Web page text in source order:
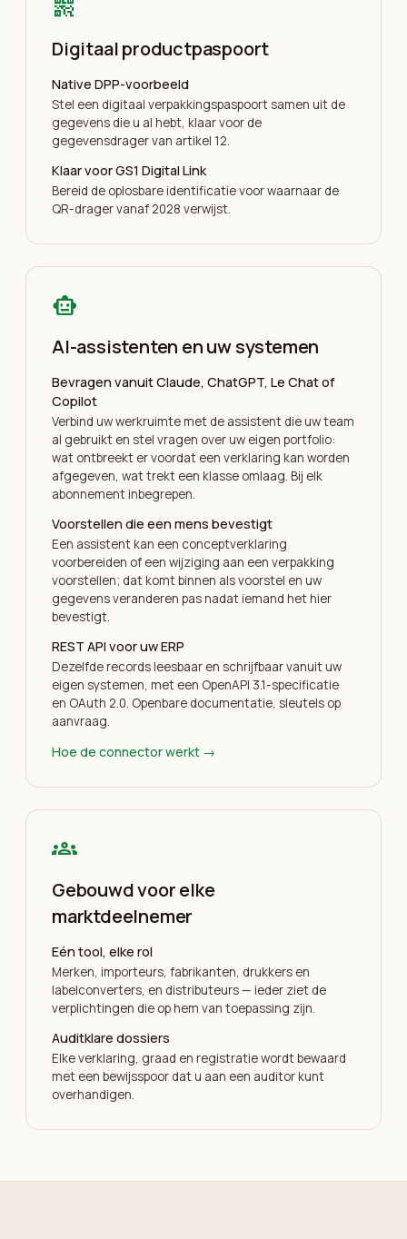
qr_code_2
Digitaal productpaspoort
Native DPP-voorbeeld
Stel een digitaal verpakkingspaspoort samen uit de
gegevens die u al hebt, klaar voor de
gegevensdrager van artikel 12.
Klaar voor GS1 Digital Link
Bereid de oplosbare identificatie voor waarnaar de
QR-drager vanaf 2028 verwijst.
smart_toy
AI-assistenten en uw systemen
Bevragen vanuit Claude, ChatGPT, Le Chat of
Copilot
Verbind uw werkruimte met de assistent die uw team
al gebruikt en stel vragen over uw eigen portfolio:
wat ontbreekt er voordat een verklaring kan worden
afgegeven, wat trekt een klasse omlaag. Bij elk
abonnement inbegrepen.
Voorstellen die een mens bevestigt
Een assistent kan een conceptverklaring
voorbereiden of een wijziging aan een verpakking
voorstellen; dat komt binnen als voorstel en uw
gegevens veranderen pas nadat iemand het hier
bevestigt.
REST API voor uw ERP
Dezelfde records leesbaar en schrijfbaar vanuit uw
eigen systemen, met een OpenAPI 3.1-specificatie
en OAuth 2.0. Openbare documentatie, sleutels op
aanvraag.
Hoe de connector werkt →
groups
Gebouwd voor elke
marktdeelnemer
Eén tool, elke rol
Merken, importeurs, fabrikanten, drukkers en
labelconverters, en distributeurs — ieder ziet de
verplichtingen die op hem van toepassing zijn.
Auditklare dossiers
Elke verklaring, graad en registratie wordt bewaard
met een bewijsspoor dat u aan een auditor kunt
overhandigen.